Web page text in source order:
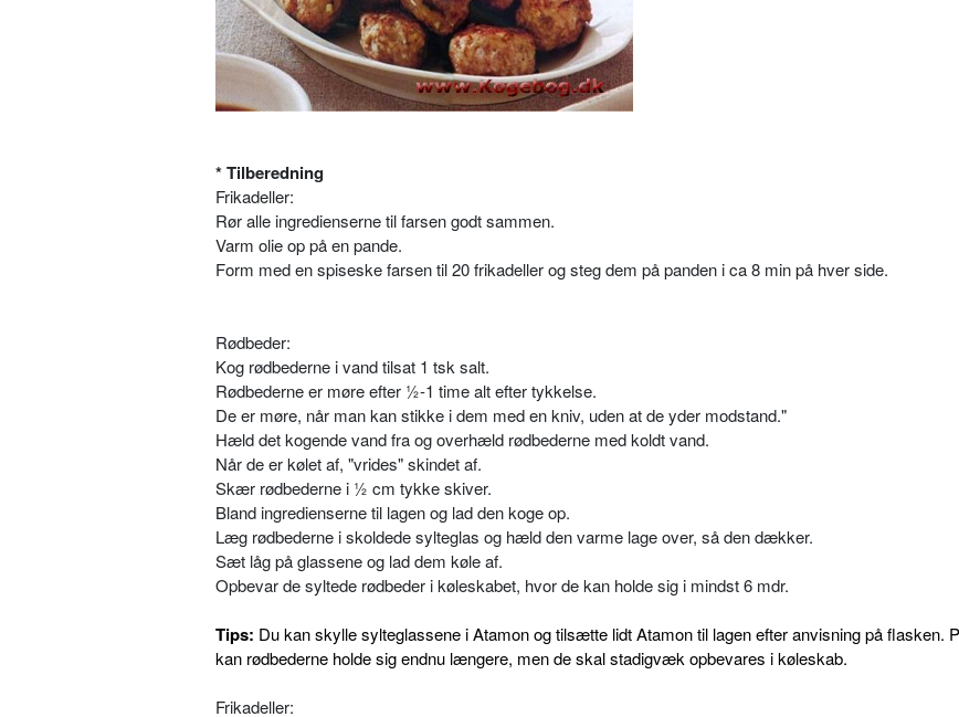
* Tilberedning
Frikadeller:
Rør alle ingredienserne til farsen godt sammen.
Varm olie op på en pande.
Form med en spiseske farsen til 20 frikadeller og steg dem på panden i ca 8 min på hver side.
Rødbeder:
Kog rødbederne i vand tilsat 1 tsk salt.
Rødbederne er møre efter ½-1 time alt efter tykkelse.
De er møre, når man kan stikke i dem med en kniv, uden at de yder modstand."
Hæld det kogende vand fra og overhæld rødbederne med koldt vand.
Når de er kølet af, "vrides" skindet af.
Skær rødbederne i ½ cm tykke skiver.
Bland ingredienserne til lagen og lad den koge op.
Læg rødbederne i skoldede sylteglas og hæld den varme lage over, så den dækker.
Sæt låg på glassene og lad dem køle af.
Opbevar de syltede rødbeder i køleskabet, hvor de kan holde sig i mindst 6 mdr.
Tips: Du kan skylle sylteglassene i Atamon og tilsætte lidt Atamon til lagen efter anvisning på flasken.
kan rødbederne holde sig endnu længere, men de skal stadigvæk opbevares i køleskab.
Frikadeller: